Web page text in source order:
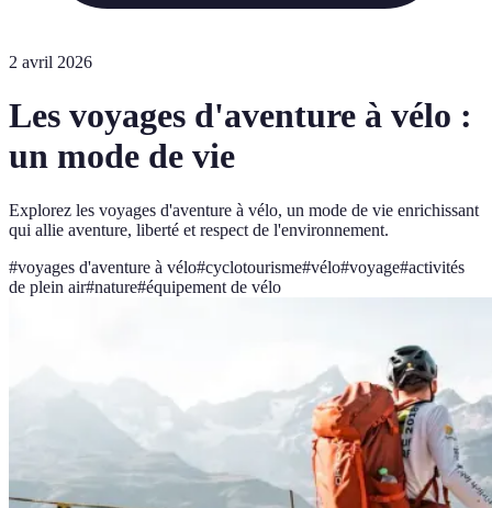
2 avril 2026
Les voyages d'aventure à vélo :
un mode de vie
Explorez les voyages d'aventure à vélo, un mode de vie enrichissant
qui allie aventure, liberté et respect de l'environnement.
#voyages d'aventure à vélo#cyclotourisme#vélo#voyage#activités
de plein air#nature#équipement de vélo